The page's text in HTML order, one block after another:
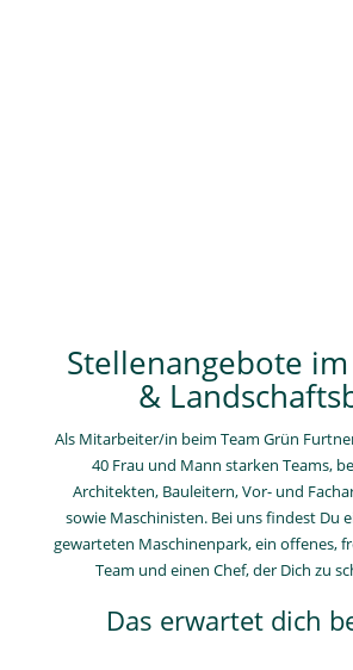
Stellenangebote
&
Als Mitarbeiter/in beim Team Grün
40 Frau und Mann starken Teams,
Architekten, Bauleitern, Vor- und
sowie Maschinisten. Bei uns findest Du
gewarteten Maschinenpark, ein offenes,
Team und einen Chef, der Dich zu
Das erwartet dich